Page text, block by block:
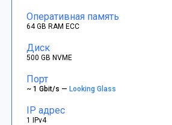
Оперативная память
64 GB RAM ECC
Диск
500 GB NVME
Порт
~ 1 Gbit/s —Looking Glass
IP адрес
1 IPv4